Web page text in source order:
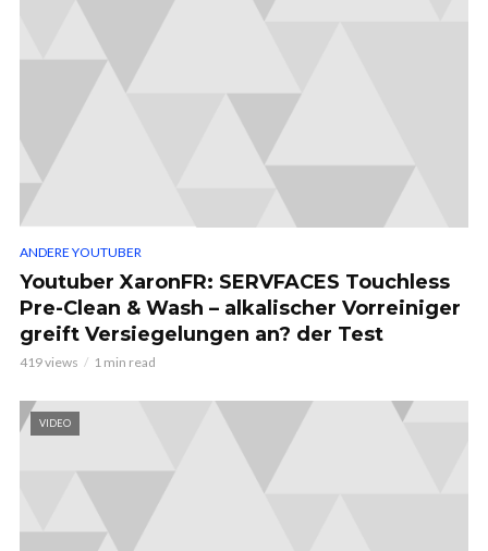
ANDERE YOUTUBER
Youtuber XaronFR: SERVFACES Touchless
Pre-Clean & Wash – alkalischer Vorreiniger
greift Versiegelungen an? der Test
419 views 1 min read
VIDEO